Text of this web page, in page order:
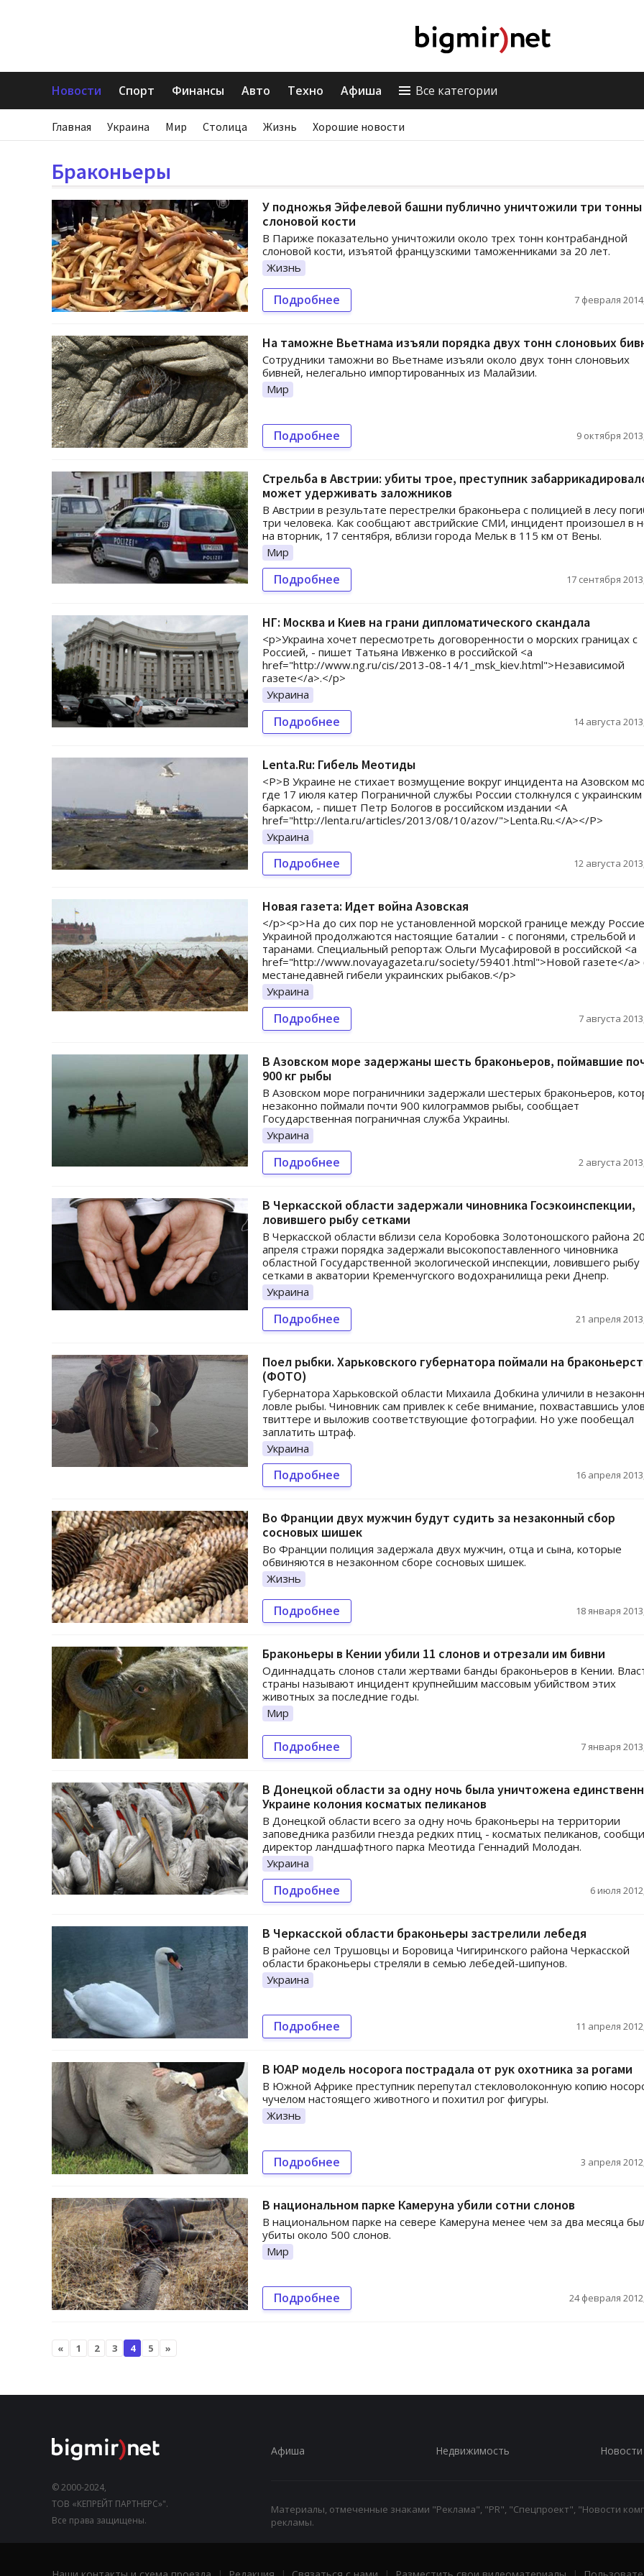
Новости Спорт Финансы Авто Техно Афиша Все категории
Главная Украина Мир Столица Жизнь Хорошие новости
Браконьеры
У подножья Эйфелевой башни публично уничтожили три тонны
слоновой кости
В Париже показательно уничтожили около трех тонн контрабандной
слоновой кости, изъятой французскими таможенниками за 20 лет.
Жизнь
Подробнее 7 февраля
На таможне Вьетнама изъяли порядка двух тонн слоновьих
Сотрудники таможни во Вьетнаме изъяли около двух тонн слоновьих
бивней, нелегально импортированных из Малайзии.
Мир
Подробнее 9 октября
Стрельба в Австрии: убиты трое, преступник
может удерживать заложников
В Австрии в результате перестрелки браконьера с полицией в лесу
три человека. Как сообщают австрийские СМИ, инцидент произошел в
на вторник, 17 сентября, вблизи города Мельк в 115 км от Вены.
Мир
Подробнее 17 сентября
НГ: Москва и Киев на грани дипломатического скандала
<p>Украина хочет пересмотреть договоренности о морских границах с
Россией, - пишет Татьяна Ивженко в российской <a
href="http://www.ng.ru/cis/2013-08-14/1_msk_kiev.html">Независимой
газете</a>.</p>
Украина
Подробнее 14 августа
Lenta.Ru: Гибель Меотиды
<P>В Украине не стихает возмущение вокруг инцидента на Азовском
где 17 июля катер Пограничной службы России столкнулся с украинским
баркасом, - пишет Петр Бологов в российском издании <A
href="http://lenta.ru/articles/2013/08/10/azov/">Lenta.Ru.</A></P>
Украина
Подробнее 12 августа
Новая газета: Идет война Азовская
</p><p>На до сих пор не установленной морской границе между
Украиной продолжаются настоящие баталии - с погонями, стрельбой и
таранами. Специальный репортаж Ольги Мусафировой в российской <a
href="http://www.novayagazeta.ru/society/59401.html">Новой газете</a>
местанедавней гибели украинских рыбаков.</p>
Украина
Подробнее 7 августа
В Азовском море задержаны шесть браконьеров, поймавшие
900 кг рыбы
В Азовском море пограничники задержали шестерых браконьеров,
незаконно поймали почти 900 килограммов рыбы, сообщает
Государственная пограничная служба Украины.
Украина
Подробнее 2 августа
В Черкасской области задержали чиновника Госэкоинспекции,
ловившего рыбу сетками
В Черкасской области вблизи села Коробовка Золотоношского района 20
апреля стражи порядка задержали высокопоставленного чиновника
областной Государственной экологической инспекции, ловившего рыбу
сетками в акватории Кременчугского водохранилища реки Днепр.
Украина
Подробнее 21 апреля
Поел рыбки. Харьковского губернатора поймали на
(ФОТО)
Губернатора Харьковской области Михаила Добкина уличили в
ловле рыбы. Чиновник сам привлек к себе внимание, похваставшись
твиттере и выложив соответствующие фотографии. Но уже пообещал
заплатить штраф.
Украина
Подробнее 16 апреля
Во Франции двух мужчин будут судить за незаконный сбор
сосновых шишек
Во Франции полиция задержала двух мужчин, отца и сына, которые
обвиняются в незаконном сборе сосновых шишек.
Жизнь
Подробнее 18 января
Браконьеры в Кении убили 11 слонов и отрезали им бивни
Одиннадцать слонов стали жертвами банды браконьеров в Кении.
страны называют инцидент крупнейшим массовым убийством этих
животных за последние годы.
Мир
Подробнее 7 января
В Донецкой области за одну ночь была уничтожена
Украине колония косматых пеликанов
В Донецкой области всего за одну ночь браконьеры на территории
заповедника разбили гнезда редких птиц - косматых пеликанов,
директор ландшафтного парка Меотида Геннадий Молодан.
Украина
Подробнее 6 июля
В Черкасской области браконьеры застрелили лебедя
В районе сел Трушовцы и Боровица Чигиринского района Черкасской
области браконьеры стреляли в семью лебедей-шипунов.
Украина
Подробнее 11 апреля
В ЮАР модель носорога пострадала от рук охотника за рогами
В Южной Африке преступник перепутал стекловолоконную копию
чучелом настоящего животного и похитил рог фигуры.
Жизнь
Подробнее 3 апреля
В национальном парке Камеруна убили сотни слонов
В национальном парке на севере Камеруна менее чем за два месяца
убиты около 500 слонов.
Мир
Подробнее 24 февраля
« 1 2 3 4 5 »
© 2000-2024,
ТОВ «КЕПРЕЙТ ПАРТНЕРС»".
Все права защищены.
Афиша Недвижимость Новости
Материалы, отмеченные знаками "Реклама", "PR", "Спецпроект", "Новости
рекламы.